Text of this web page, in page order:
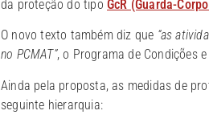
da proteção do tipo GcR (Guarda-
O novo texto também diz que “as
no PCMAT”, o Programa de Condições
Ainda pela proposta, as medidas de
seguinte hierarquia: